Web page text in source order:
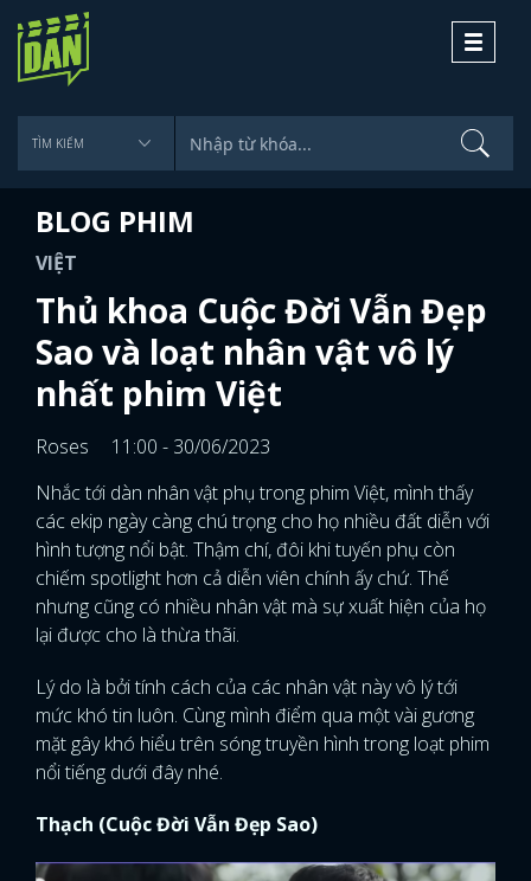
Toggle
BLOG PHIM
VIỆT
Thủ khoa Cuộc Đời Vẫn Đẹp
Sao và loạt nhân vật vô lý
nhất phim Việt
Roses
11:00 - 30/06/2023
Nhắc tới dàn nhân vật phụ trong phim Việt, mình thấy
các ekip ngày càng chú trọng cho họ nhiều đất diễn với
hình tượng nổi bật. Thậm chí, đôi khi tuyến phụ còn
chiếm spotlight hơn cả diễn viên chính ấy chứ. Thế
nhưng cũng có nhiều nhân vật mà sự xuất hiện của họ
lại được cho là thừa thãi.
Lý do là bởi tính cách của các nhân vật này vô lý tới
mức khó tin luôn. Cùng mình điểm qua một vài gương
mặt gây khó hiểu trên sóng truyền hình trong loạt phim
nổi tiếng dưới đây nhé.
Thạch (Cuộc Đời Vẫn Đẹp Sao)